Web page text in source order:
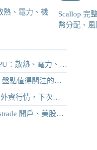
熱、電力、機
、機械結構與台股供應鏈
的二十家供應鏈企業
調整你準備好了嗎？
美股交易機制完整教學
Scallop 完
幣分配、